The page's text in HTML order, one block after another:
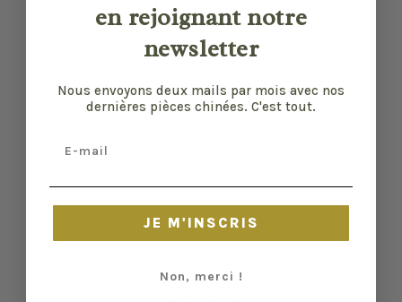
Nos pièces sont sélectionnées pour leur bon
état et leurs défauts sont précisés quand il y
échapper.
en rejoignant notre
newsletter
Nous envoyons deux mails par mois avec nos
dernières pièces chinées. C'est tout.
JE M'INSCRIS
Non, merci !